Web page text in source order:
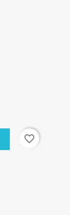
favorite_border